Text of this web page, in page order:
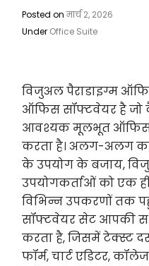
Posted onमार्च 2, 2026
Under Office Suite
विजुअल पैराडाइग्म
ऑफिस सॉफ्टवेयर है जो
आवश्यक मूलभूत ऑफिस
करता है। अलग-अलग
के उपयोग के बजाय,
उपयोगकर्ताओं को एक
विभिन्न उपकरणों तक
सॉफ्टवेयर सेट आपकी
करता है, जिसमें टेक्स्ट
फॉर्म, चार्ट एडिटर,